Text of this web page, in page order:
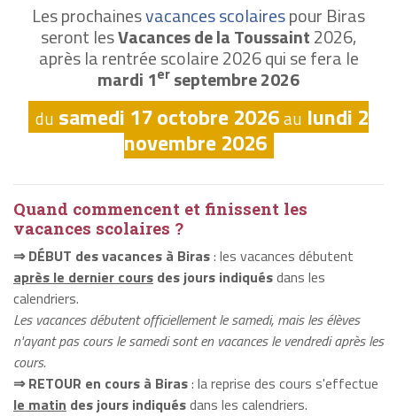
Les prochainesvacances scolairespour Biras
seront lesVacances de la Toussaint2026,
après la rentrée scolaire 2026 qui se fera le
mardi 1er septembre 2026
du samedi 17 octobre 2026au lundi 2
novembre 2026
Quand commencent et finissent les
vacances scolaires ?
⇒ DÉBUT des vacances à Biras: les vacances débutent
après le dernier cours des jours indiquésdans les
calendriers.
Les vacances débutent officiellement le samedi, mais les élèves
n'ayant pas cours le samedi sont en vacances le vendredi après les
cours.
⇒ RETOUR en cours à Biras: la reprise des cours s'effectue
le matin des jours indiquésdans les calendriers.